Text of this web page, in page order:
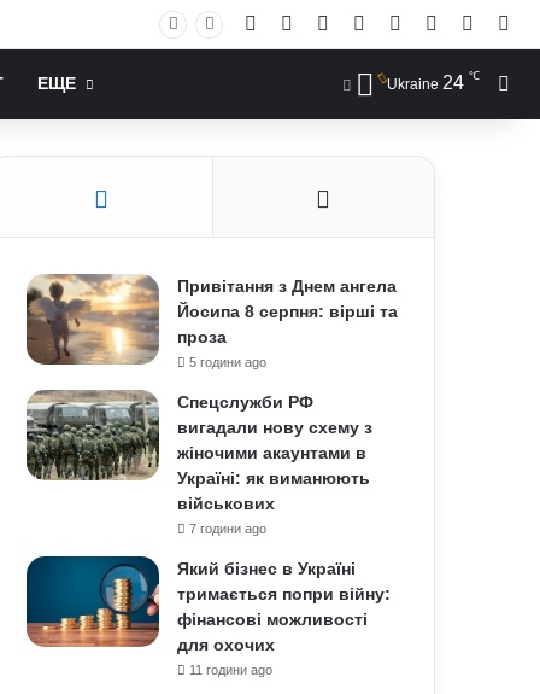
Facebook YouTubeInstagram
RSS Log In
ЕЩЕ Ukraine 24 ℃
Привітання з Днем ангела
Йосипа 8 серпня: вірші та
проза
5 години ago
Спецслужби РФ
вигадали нову схему з
жіночими акаунтами в
Україні: як виманюють
військових
7 години ago
Який бізнес в Україні
тримається попри війну:
фінансові можливості
для охочих
11 години ago